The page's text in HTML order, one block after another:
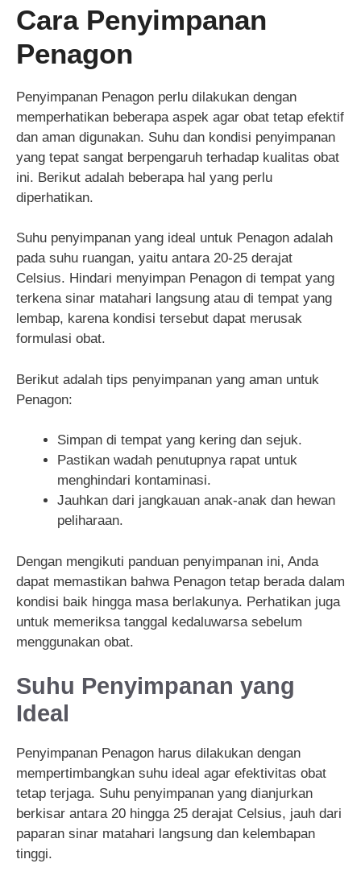
Cara Penyimpanan
Penagon
Penyimpanan Penagon perlu dilakukan dengan
memperhatikan beberapa aspek agar obat tetap efektif
dan aman digunakan. Suhu dan kondisi penyimpanan
yang tepat sangat berpengaruh terhadap kualitas obat
ini. Berikut adalah beberapa hal yang perlu
diperhatikan.
Suhu penyimpanan yang ideal untuk Penagon adalah
pada suhu ruangan, yaitu antara 20-25 derajat
Celsius. Hindari menyimpan Penagon di tempat yang
terkena sinar matahari langsung atau di tempat yang
lembap, karena kondisi tersebut dapat merusak
formulasi obat.
Berikut adalah tips penyimpanan yang aman untuk
Penagon:
Simpan di tempat yang kering dan sejuk.
Pastikan wadah penutupnya rapat untuk
menghindari kontaminasi.
Jauhkan dari jangkauan anak-anak dan hewan
peliharaan.
Dengan mengikuti panduan penyimpanan ini, Anda
dapat memastikan bahwa Penagon tetap berada dalam
kondisi baik hingga masa berlakunya. Perhatikan juga
untuk memeriksa tanggal kedaluwarsa sebelum
menggunakan obat.
Suhu Penyimpanan yang
Ideal
Penyimpanan Penagon harus dilakukan dengan
mempertimbangkan suhu ideal agar efektivitas obat
tetap terjaga. Suhu penyimpanan yang dianjurkan
berkisar antara 20 hingga 25 derajat Celsius, jauh dari
paparan sinar matahari langsung dan kelembapan
tinggi.